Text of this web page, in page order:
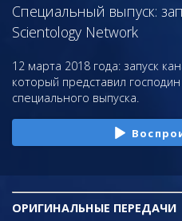
Специальный выпуск:
Scientology Network
12 марта 2018 года: запуск
который представил
специального выпуска.
ОРИГИНАЛЬНЫЕ ПЕРЕДАЧИ